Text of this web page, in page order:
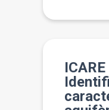
ICARE